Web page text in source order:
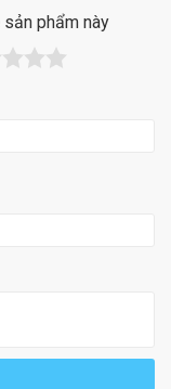
phẩm này